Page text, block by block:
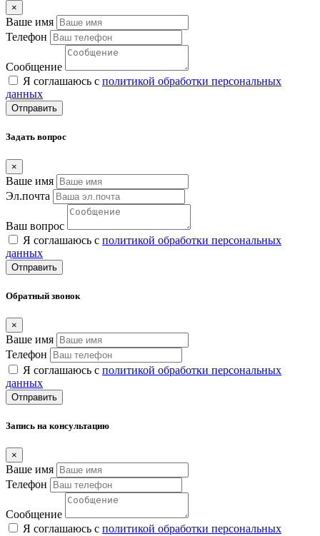
×
Ваше имя
Телефон
Сообщение
Я соглашаюсь с политикой обработки персональных
данных
Отправить
Задать вопрос
×
Ваше имя
Эл.почта
Ваш вопрос
Я соглашаюсь с политикой обработки персональных
данных
Отправить
Обратный звонок
×
Ваше имя
Телефон
Я соглашаюсь с политикой обработки персональных
данных
Отправить
Запись на консультацию
×
Ваше имя
Телефон
Сообщение
Я соглашаюсь с политикой обработки персональных